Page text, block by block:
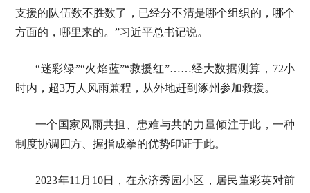
支援的队伍数不胜数了，已经分不清是哪个组织的，哪个
方面的，哪里来的。”习近平总书记说。
“迷彩绿”“火焰蓝”“救援红”……经大数据测算，72小
时内，超3万人风雨兼程，从外地赶到涿州参加救援。
一个国家风雨共担、患难与共的力量倾注于此，一种
制度协调四方、握指成拳的优势印证于此。
2023年11月10日，在永济秀园小区，居民董彩英对前